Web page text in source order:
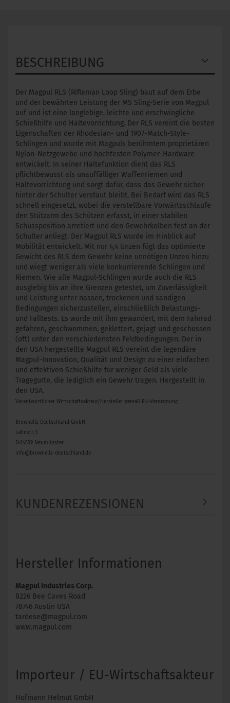
BESCHREIBUNG
Der Magpul RLS (Rifleman Loop Sling) baut auf dem Erbe
und der bewährten Leistung der MS Sling-Serie von Magpul
auf und ist eine langlebige, leichte und erschwingliche
Schießhilfe und Haltevorrichtung. Der RLS vereint die besten
Eigenschaften der Rhodesian- und 1907-Match-Style-
Schlingen und wurde mit Magpuls berühmtem proprietären
Nylon-Netzgewebe und hochfesten Polymer-Hardware
entwickelt. In seiner Haltefunktion dient das RLS
pflichtbewusst als unauffälliger Waffenriemen und
Haltevorrichtung und sorgt dafür, dass das Gewehr sicher
hinter der Schulter verstaut bleibt. Bei Bedarf wird das RLS
schnell eingesetzt, wobei die verstellbare Vorwärtsschlaufe
den Stützarm des Schützen erfasst, in einer stabilen
Schussposition arretiert und den Gewehrkolben fest an der
Schulter anliegt. Der Magpul RLS wurde im Hinblick auf
Mobilität entwickelt. Mit nur 4,4 Unzen fügt das optimierte
Gewicht des RLS dem Gewehr keine unnötigen Unzen hinzu
und wiegt weniger als viele konkurrierende Schlingen und
Riemen. Wie alle Magpul-Schlingen wurde auch die RLS
ausgiebig bis an ihre Grenzen getestet, um Zuverlässigkeit
und Leistung unter nassen, trockenen und sandigen
Bedingungen sicherzustellen, einschließlich Belastungs-
und Falltests. Es wurde mit ihm gewandert, mit dem Fahrrad
gefahren, geschwommen, geklettert, gejagt und geschossen
(oft) unter den verschiedensten Feldbedingungen. Der in
den USA hergestellte Magpul RLS vereint die legendäre
Magpul-Innovation, Qualität und Design zu einer einfachen
und effektiven Schießhilfe für weniger Geld als viele
Tragegurte, die lediglich ein Gewehr tragen. Hergestellt in
den USA.
Verantwortlicher Wirtschaftsakteur/Hersteller gemäß EU-Verordnung
Brownells Deutschland GmbH
Lahnstr. 1
D-24539 Neumünster
info@brownells-deutschland.de
KUNDENREZENSIONEN
Hersteller Informationen
Magpul Industries Corp.
8226 Bee Caves Road
78746 Austin USA
tardese@magpul.com
www.magpul.com
Importeur / EU-Wirtschaftsakteur
Hofmann Helmut GmbH